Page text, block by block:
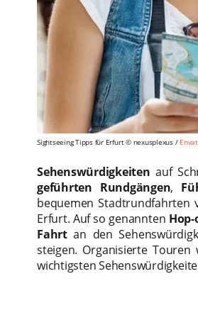
Sightseeing Tipps für Erfurt © nexusplexus /
Sehenswürdigkeiten auf
geführten Rundgängen,
bequemen Stadtrundfahrten
Erfurt. Auf so genannten
Fahrtan den
steigen. Organisierte
wichtigsten